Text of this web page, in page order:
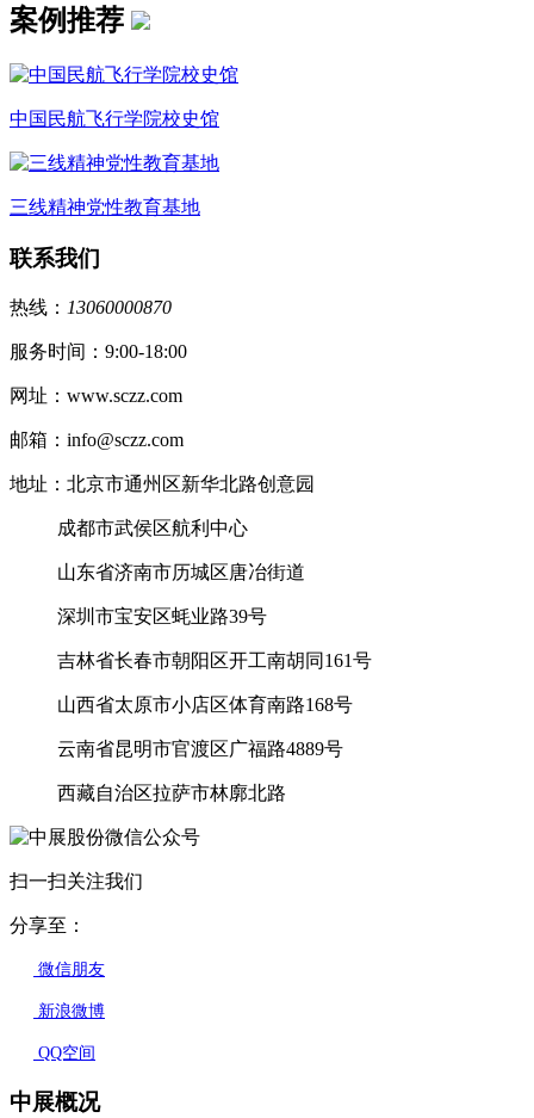
案例推荐
中国民航飞行学院校史馆
三线精神党性教育基地
联系我们
热线： 13060000870
服务时间：9:00-18:00
网址：www.sczz.com
邮箱：info@sczz.com
地址：北京市通州区新华北路创意园
成都市武侯区航利中心
山东省济南市历城区唐冶街道
深圳市宝安区蚝业路39号
吉林省长春市朝阳区开工南胡同161号
山西省太原市小店区体育南路168号
云南省昆明市官渡区广福路4889号
西藏自治区拉萨市林廓北路
扫一扫关注我们
分享至：
微信朋友
新浪微博
QQ空间
中展概况